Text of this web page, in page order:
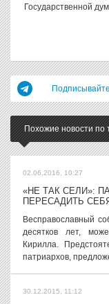
Государственной
Похожие новости по
02.06.2016, 10:27
«НЕ ТАК СЕЛИ»:
ПЕРЕСАДИТЬ
Весправославный
десятков лет,
Кирилла.
патриархов,
30.12.2015, 11:12